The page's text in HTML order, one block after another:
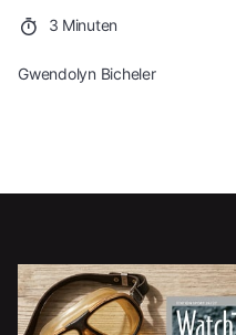
3 Minuten
Gwendolyn Bicheler